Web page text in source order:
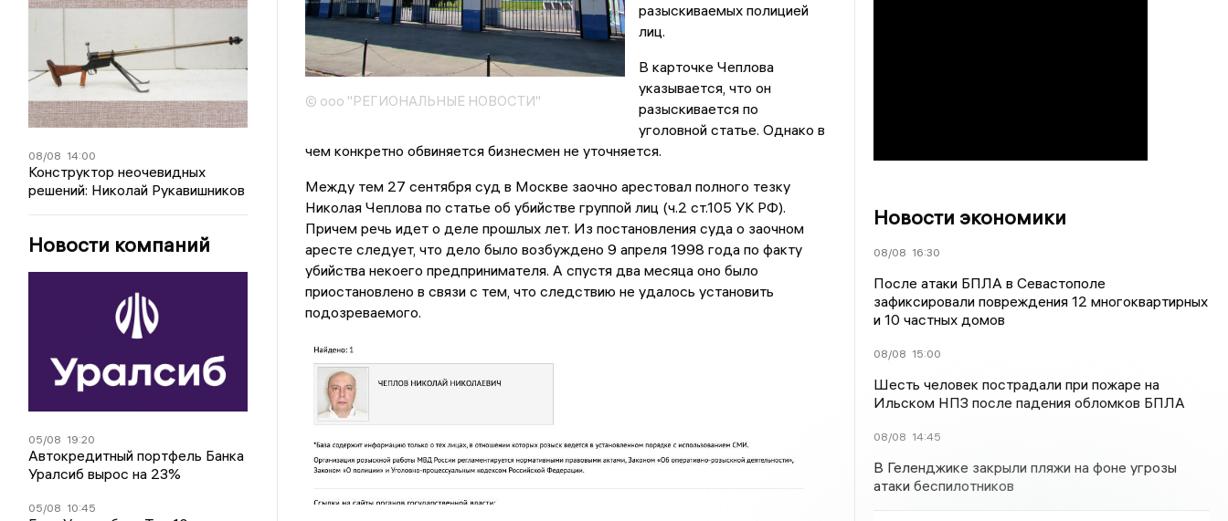
08/08 14:00
Конструктор неочевидных
решений: Николай Рукавишников
Новости компаний
05/08 19:20
Автокредитный портфель Банка
Уралсиб вырос на 23%
05/08 10:45
© ооо "РЕГИОНАЛЬНЫЕ НОВОСТИ"
разыскиваемых полицией
лиц.
В карточке Чеплова
указывается, что он
разыскивается по
уголовной статье. Однако в
чем конкретно обвиняется бизнесмен не уточняется.
Между тем 27 сентября суд в Москве заочно арестовал полного тезку
Николая Чеплова по статье об убийстве группой лиц (ч.2 ст.105 УК РФ).
Причем речь идет о деле прошлых лет. Из постановления суда о заочном
аресте следует, что дело было возбуждено 9 апреля 1998 года по факту
убийства некоего предпринимателя. А спустя два месяца оно было
приостановлено в связи с тем, что следствию не удалось установить
подозреваемого.
Новости экономики
08/08 16:30
После атаки БПЛА в Севастополе
зафиксировали повреждения 12 многоквартирных
и 10 частных домов
08/08 15:00
Шесть человек пострадали при пожаре на
Ильском НПЗ после падения обломков БПЛА
08/08 14:45
В Геленджике закрыли пляжи на фоне угрозы
атаки беспилотников